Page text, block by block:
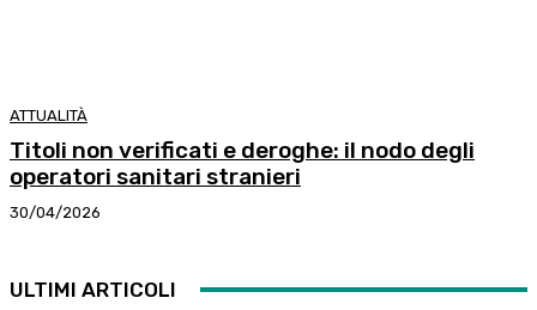
ATTUALITÀ
Titoli non verificati e deroghe: il nodo degli
operatori sanitari stranieri
30/04/2026
ULTIMI ARTICOLI